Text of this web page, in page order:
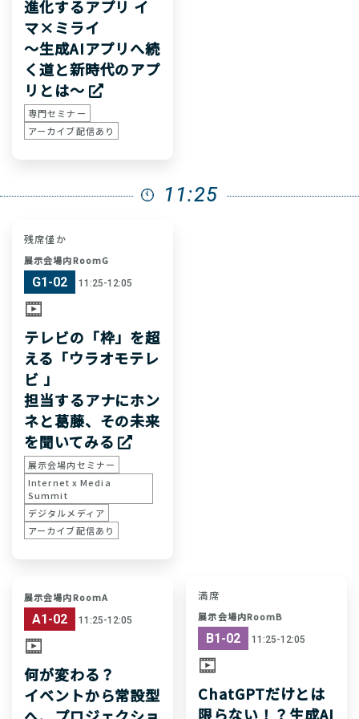
進化するアプリ イ
マ×ミライ
～生成AIアプリへ続
く道と新時代のアプ
リとは～
専門セミナー
アーカイブ配信あり
11:25
残席僅か
展示会場内RoomG
G1-02 11:25-12:05
テレビの「枠」を超
える「ウラオモテレ
ビ 」
担当するアナにホン
ネと葛藤、その未来
を聞いてみる
展示会場内セミナー
Internet x Media
Summit
デジタルメディア
アーカイブ配信あり
展示会場内RoomA
A1-02 11:25-12:05
何が変わる？
イベントから常設型
満席
展示会場内RoomB
B1-02 11:25-12:05
ChatGPTだけとは
限らない！？生成AI